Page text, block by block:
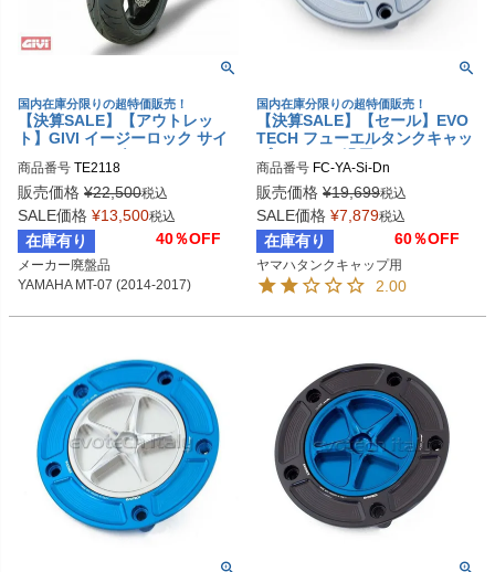
国内在庫分限りの超特価販売！
【決算SALE】【アウトレッ
ト】GIVI イージーロック サイ
ドバックホルダー YAMAHA MT
-07 (2014-2017)
商品番号 TE2118
販売価格 ¥22,500税込
SALE価格 ¥13,500税込
在庫有り 40％OFF
メーカー廃盤品
YAMAHA MT-07 (2014-2017)
国内在庫分限りの超特価販売！
【決算SALE】【セール】EVO
TECH フューエルタンクキャッ
プ YAMAHA汎用
商品番号 FC-YA-Si-Dn
販売価格 ¥19,699税込
SALE価格 ¥7,879税込
在庫有り 60％OFF
ヤマハタンクキャップ用
2.00